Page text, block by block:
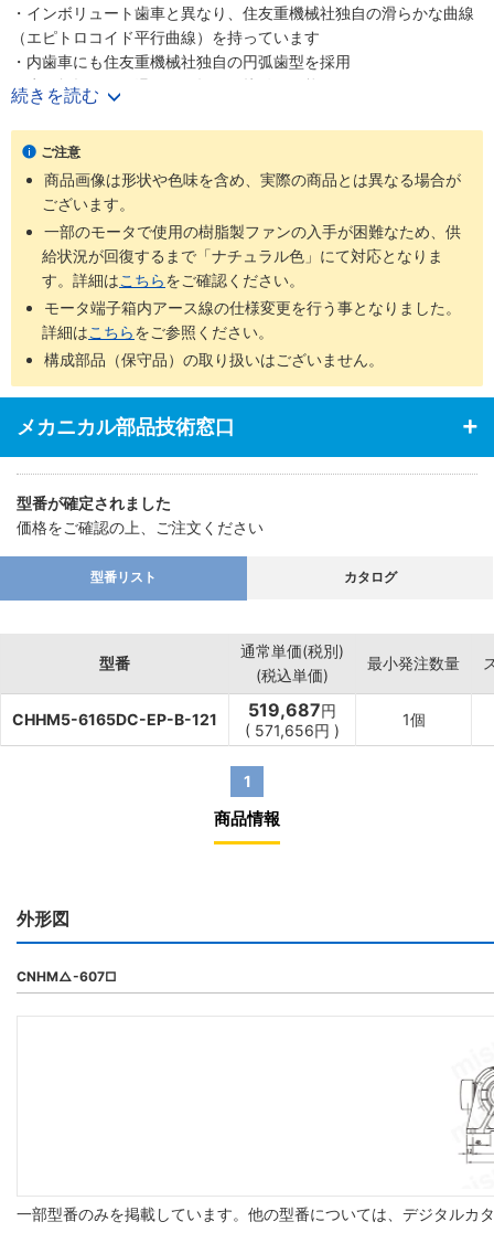
・インボリュート歯車と異なり、住友重機械社独自の滑らかな曲線
（エピトロコイド平行曲線）を持っています
・内歯車にも住友重機械社独自の円弧歯型を採用
・歯の折損がない滑らかな転がり接触を可能にしました
・少ない減速段数で高い減速比を得ること、つまり高効率と高減速
比の両立を可能にしました
・噛み合い率がインボリュートギヤの2～3倍高く、衝撃荷重が発生
しても多くの歯で分散して吸収する為、タフで長寿命な減速機です
・減速機部の材質は耐摩耗・耐疲労性に富む高炭素高クロム軸受鋼
を使用しています
続きを読む
ご注意
商品画像は形状や色味を含め、実際の商品とは異なる場合が
ございます。
一部のモータで使用の樹脂製ファンの入手が困難なため、供
給状況が回復するまで「ナチュラル色」にて対応となりま
す。詳細はこちらをご確認ください。
モータ端子箱内アース線の仕様変更を行う事となりました。
詳細はこちらをご参照ください。
構成部品（保守品）の取り扱いはございません。
メカニカル部品技術窓口
型番が確定されました
価格をご確認の上、ご注文ください
型番リスト カタログ
型番
通常単価(税別)
(税込単価)
最小発注数量
CHHM5-6165DC-EP-B-121 519,687円
( 571,656円 )
1個
1
商品情報
外形図
CNHM△-607□
一部型番のみを掲載しています。他の型番については、デジタルカ